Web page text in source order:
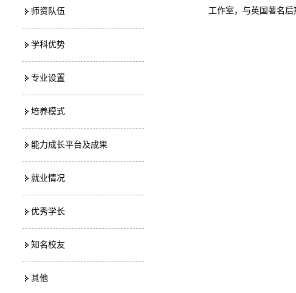
师资队伍
学科优势
专业设置
培养模式
能力成长平台及成果
就业情况
优秀学长
知名校友
其他
工作室，与英国著名后